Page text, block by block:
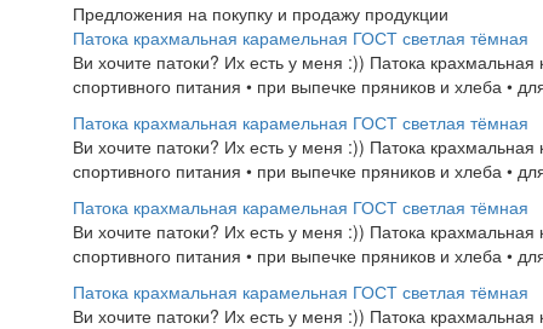
Предложения на покупку и продажу продукции
Патока крахмальная карамельная ГОСТ светлая тёмная
Ви хочите патоки? Их есть у меня :)) Патока
спортивного питания • при выпечке пряников и хлеба •
Патока крахмальная карамельная ГОСТ светлая тёмная
Ви хочите патоки? Их есть у меня :)) Патока
спортивного питания • при выпечке пряников и хлеба •
Патока крахмальная карамельная ГОСТ светлая тёмная
Ви хочите патоки? Их есть у меня :)) Патока
спортивного питания • при выпечке пряников и хлеба •
Патока крахмальная карамельная ГОСТ светлая тёмная
Ви хочите патоки? Их есть у меня :)) Патока